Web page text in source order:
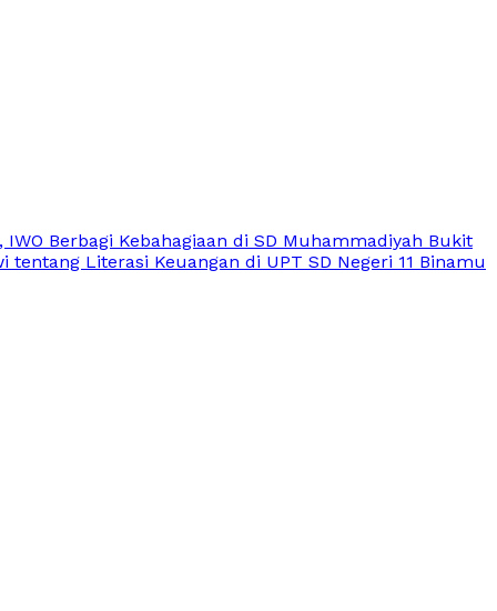
IWO Berbagi Kebahagiaan di SD Muhammadiyah Bukit
tentang Literasi Keuangan di UPT SD Negeri 11 Binamu